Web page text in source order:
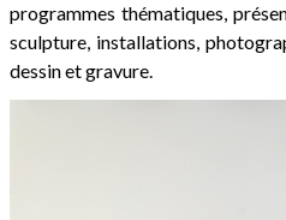
programmes thématiques,
sculpture, installations,
dessin et gravure.